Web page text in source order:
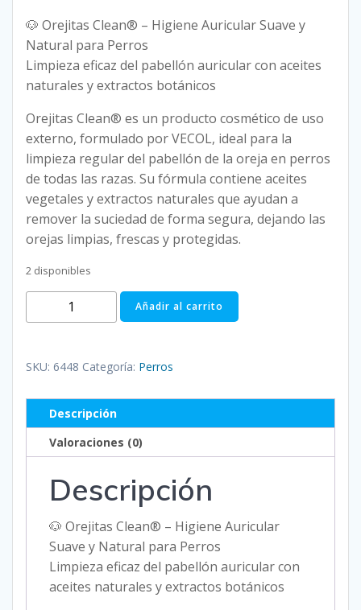
🐶 Orejitas Clean® – Higiene Auricular Suave y
Natural para Perros
Limpieza eficaz del pabellón auricular con aceites
naturales y extractos botánicos
Orejitas Clean® es un producto cosmético de uso
externo, formulado por VECOL, ideal para la
limpieza regular del pabellón de la oreja en perros
de todas las razas. Su fórmula contiene aceites
vegetales y extractos naturales que ayudan a
remover la suciedad de forma segura, dejando las
orejas limpias, frescas y protegidas.
2 disponibles
OREJITAS
CLEAN
ML
DE
ARBOL
TE
ACEITE
ALMENDRAS
EXTRACTO
Añadir al carrito
SKU: 6448 Categoría: Perros
Descripción
Valoraciones (0)
Descripción
🐶 Orejitas Clean® – Higiene Auricular
Suave y Natural para Perros
Limpieza eficaz del pabellón auricular con
aceites naturales y extractos botánicos